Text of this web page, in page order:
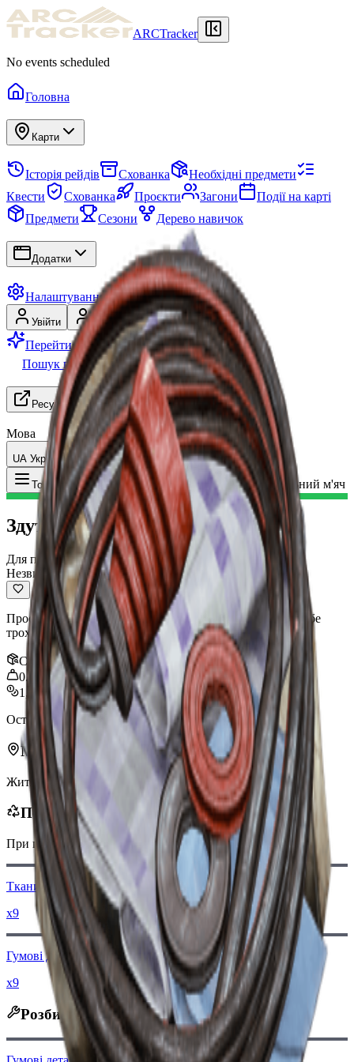
ARCTracker
No events scheduled
Головна
Карти
Історія рейдів Схованка
Необхідні предмети
Квести
Схованка Проєкти Загони
Події на карті
Предмети
Сезони Дерево навичок
Додатки
Налаштування
Увійти Зареєструватися
Перейти на Premium
Пошук групи
Ресурси
Мова
UA Українська
Toggle Menu Предмет Здутий футбольний м'яч
Здутий футбольний м'яч
Для переробки
Незвичайний
Просто дивлячись на це, ви теж починаєте відчувати себе
трохи здутим.
Стек :3
0.8
kg
1,000
Останнє оновлення
Jan 09, 2026
Можна знайти в
Житловий сектор
Переробляється в
При переробці ви отримаєте -100 менше Монет рейдера
Тканина
x9
Гумові деталі
x9
Розбирається на